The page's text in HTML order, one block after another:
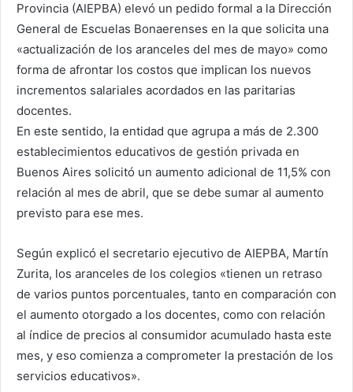
Provincia (AIEPBA) elevó un pedido formal a la Dirección
General de Escuelas Bonaerenses en la que solicita una
«actualización de los aranceles del mes de mayo» como
forma de afrontar los costos que implican los nuevos
incrementos salariales acordados en las paritarias
docentes.
En este sentido, la entidad que agrupa a más de 2.300
establecimientos educativos de gestión privada en
Buenos Aires solicitó un aumento adicional de 11,5% con
relación al mes de abril, que se debe sumar al aumento
previsto para ese mes.
Según explicó el secretario ejecutivo de AIEPBA, Martín
Zurita, los aranceles de los colegios «tienen un retraso
de varios puntos porcentuales, tanto en comparación con
el aumento otorgado a los docentes, como con relación
al índice de precios al consumidor acumulado hasta este
mes, y eso comienza a comprometer la prestación de los
servicios educativos».